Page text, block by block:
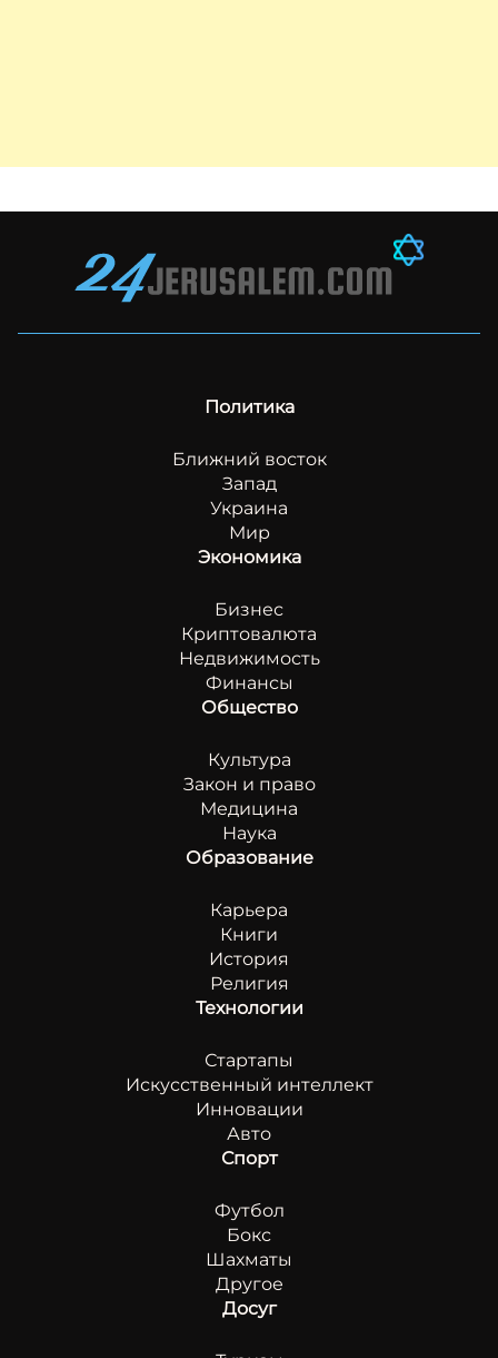
Политика
Ближний восток
Запад
Украина
Мир
Экономика
Бизнес
Криптовалюта
Недвижимость
Финансы
Общество
Культура
Закон и право
Медицина
Наука
Образование
Карьера
Книги
История
Религия
Технологии
Стартапы
Искусственный интеллект
Инновации
Авто
Спорт
Футбол
Бокс
Шахматы
Другое
Досуг